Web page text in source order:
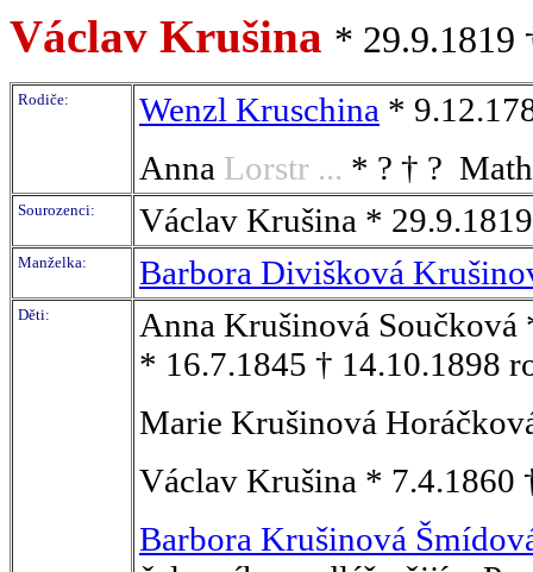
Václav Krušina * 29.9.1819
Rodiče: Wenzl Kruschina *
Anna Lorstr ... * ? † ?
Sourozenci: Václav Krušina *
Manželka: Barbora Divišková
Děti:
Anna Krušinová Součková
* 16.7.1845 † 14.10.1898
Marie Krušinová
Václav Krušina * 7.4.1860
Barbora Krušinová